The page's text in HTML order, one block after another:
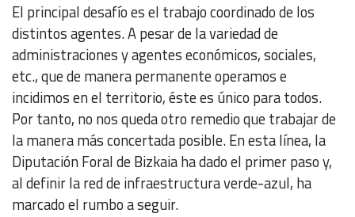
El principal desafío es el trabajo coordinado de los
distintos agentes. A pesar de la variedad de
administraciones y agentes económicos, sociales,
etc., que de manera permanente operamos e
incidimos en el territorio, éste es único para todos.
Por tanto, no nos queda otro remedio que trabajar de
la manera más concertada posible. En esta línea, la
Diputación Foral de Bizkaia ha dado el primer paso y,
al definir la red de infraestructura verde-azul, ha
marcado el rumbo a seguir.